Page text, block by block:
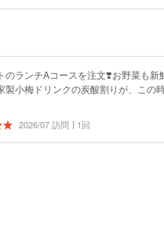
のランチAコースを注文❣️お野菜も新
製小梅ドリンクの炭酸割りが、この
2026/07 訪問 1回